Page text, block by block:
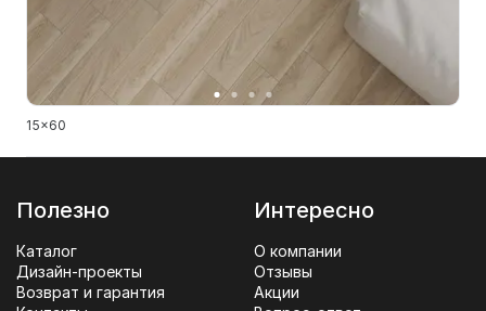
15x60
Полезно
Каталог
Дизайн-проекты
Возврат и гарантия
Интересно
О компании
Отзывы
Акции